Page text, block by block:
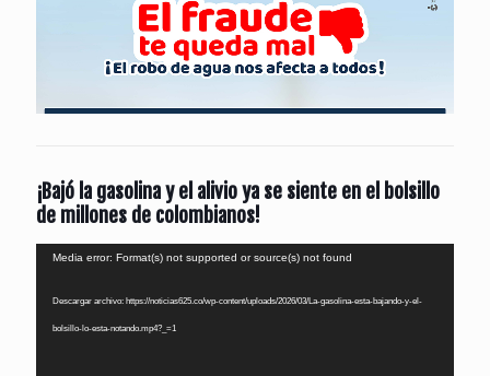
¡Bajó la gasolina y el alivio ya se siente en el bolsillo
de millones de colombianos!
Reproductor
Media error: Format(s) not supported or source(s) not found
Descargar archivo: https://noticias625.co/wp-content/uploads/2026/03/La-gasolina-esta-bajando-y-el-
bolsillo-lo-esta-notando.mp4?_=1